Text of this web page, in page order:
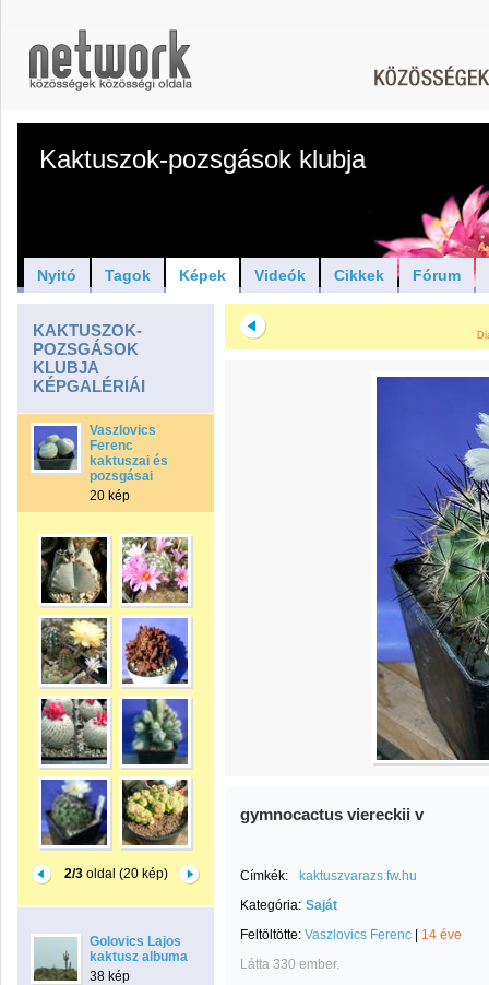
Kaktuszok-pozsgások klubja
Nyitó Tagok Képek Videók Cikkek Fórum
KAKTUSZOK-
POZSGÁSOK
KLUBJA
KÉPGALÉRIÁI
Vaszlovics
Ferenc
kaktuszai és
pozsgásai
20 kép
2/3oldal (20 kép)
Golovics Lajos
kaktusz albuma
38 kép
gymnocactus viereckii v
Címkék:
kaktuszvarazs.fw.hu
Kategória: Saját
Feltöltötte: Vaszlovics Ferenc
14 éve
Látta 330 ember.